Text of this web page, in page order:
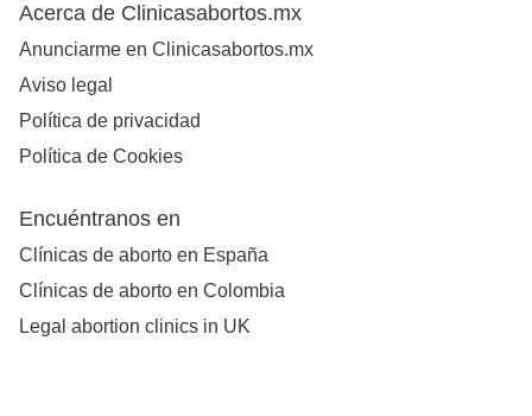
Acerca de Clinicasabortos.mx
Anunciarme en Clinicasabortos.mx
Aviso legal
Política de privacidad
Política de Cookies
Encuéntranos en
Clínicas de aborto en España
Clínicas de aborto en Colombia
Legal abortion clinics in UK